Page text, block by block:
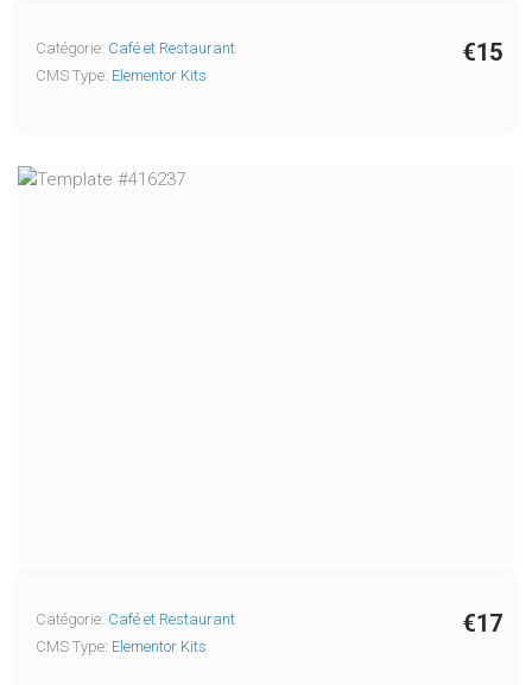
€15
Catégorie: Café et Restaurant
CMS Type: Elementor Kits
€17
Catégorie: Café et Restaurant
CMS Type: Elementor Kits